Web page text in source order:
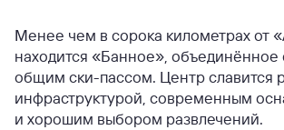
Менее чем в сорока километрах от
находится «Банное», объединённое
общим ски-пассом. Центр славится
инфраструктурой, современным
и хорошим выбором развлечений.